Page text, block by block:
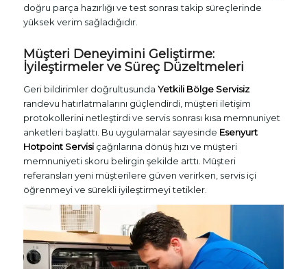
doğru parça hazırlığı ve test sonrası takip süreçlerinde
yüksek verim sağladığıdır.
Müşteri Deneyimini Geliştirme:
İyileştirmeler ve Süreç Düzeltmeleri
Geri bildirimler doğrultusunda Yetkili Bölge Servisiz
randevu hatırlatmalarını güçlendirdi, müşteri iletişim
protokollerini netleştirdi ve servis sonrası kısa memnuniyet
anketleri başlattı. Bu uygulamalar sayesinde Esenyurt
Hotpoint Servisiçağrılarına dönüş hızı ve müşteri
memnuniyeti skoru belirgin şekilde arttı. Müşteri
referansları yeni müşterilere güven verirken, servis içi
öğrenmeyi ve sürekli iyileştirmeyi tetikler.